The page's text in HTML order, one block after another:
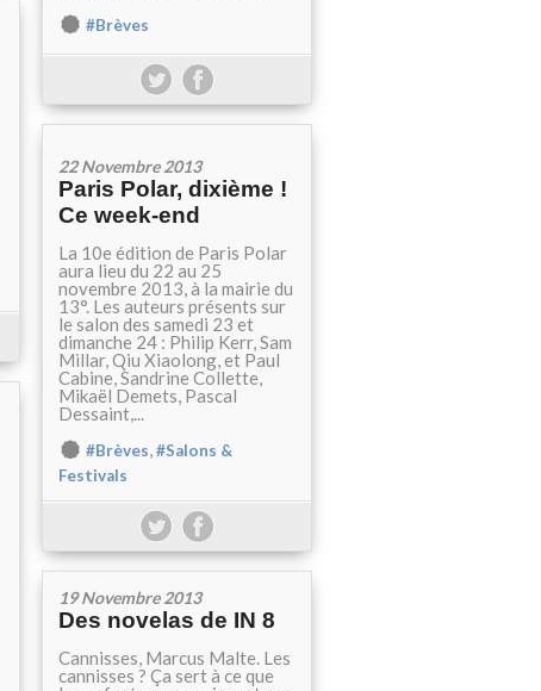
#Brèves
22 Novembre 2013
Paris Polar, dixième !
Ce week-end
La 10e édition de Paris Polar
aura lieu du 22 au 25
novembre 2013, à la mairie du
13°. Les auteurs présents sur
le salon des samedi 23 et
dimanche 24 : Philip Kerr, Sam
Millar, Qiu Xiaolong, et Paul
Cabine, Sandrine Collette,
Mikaël Demets, Pascal
Dessaint,...
#Brèves,#Salons &
Festivals
19 Novembre 2013
Des novelas de IN 8
Cannisses, Marcus Malte. Les
cannisses ? Ça sert à ce que